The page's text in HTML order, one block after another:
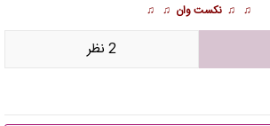
♫ ♫ نکست وان ♫ ♫
2 نظر